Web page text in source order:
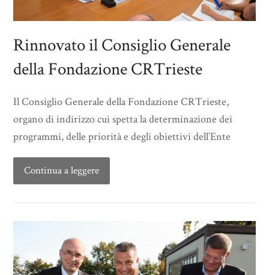
Rinnovato il Consiglio Generale
della Fondazione CRTrieste
Il Consiglio Generale della Fondazione CRTrieste,
organo di indirizzo cui spetta la determinazione dei
programmi, delle priorità e degli obiettivi dell’Ente
Continua a leggere